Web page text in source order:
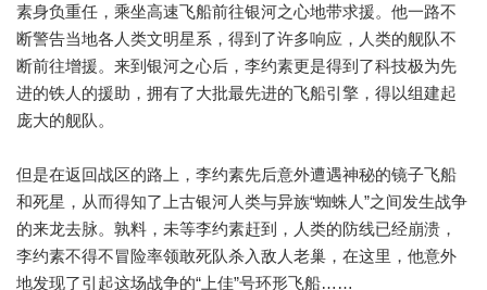
素身负重任，乘坐高速飞船前往银河之心地带求援。他一路不
断警告当地各人类文明星系，得到了许多响应，人类的舰队不
断前往增援。来到银河之心后，李约素更是得到了科技极为先
进的铁人的援助，拥有了大批最先进的飞船引擎，得以组建起
庞大的舰队。
但是在返回战区的路上，李约素先后意外遭遇神秘的镜子飞船
和死星，从而得知了上古银河人类与异族“蜘蛛人”之间发生战争
的来龙去脉。孰料，未等李约素赶到，人类的防线已经崩溃，
李约素不得不冒险率领敢死队杀入敌人老巢，在这里，他意外
地发现了引起这场战争的“上佳”号环形飞船……